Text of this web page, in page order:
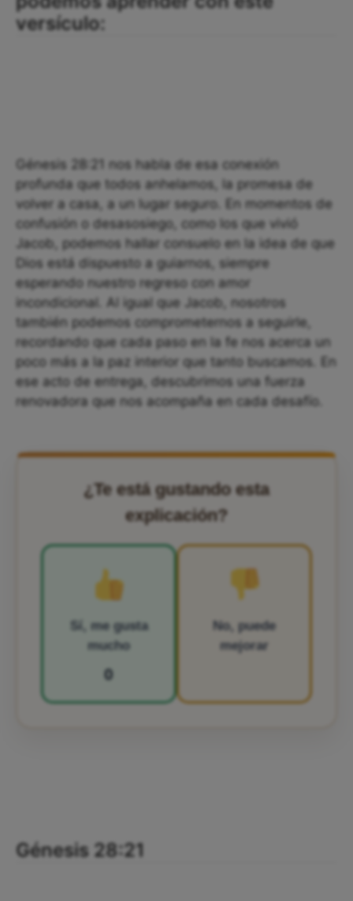
versículo:
Génesis 28:21 nos habla de esa conexión
profunda que todos anhelamos, la promesa de
volver a casa, a un lugar seguro. En momentos de
confusión o desasosiego, como los que vivió
Jacob, podemos hallar consuelo en la idea de que
Dios está dispuesto a guiarnos, siempre
esperando nuestro regreso con amor
incondicional. Al igual que Jacob, nosotros
también podemos comprometernos a seguirle,
recordando que cada paso en la fe nos acerca un
poco más a la paz interior que tanto buscamos. En
ese acto de entrega, descubrimos una fuerza
renovadora que nos acompaña en cada desafío.
¿Te está gustando esta
explicación?
Sí, me gusta
mucho
0
No, puede
mejorar
Génesis 28:21